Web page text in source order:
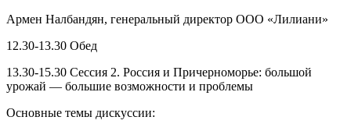
Армен Налбандян, генеральный директор ООО «Лилиани»
12.30-13.30 Обед
13.30-15.30 Сессия 2. Россия и Причерноморье: большой
урожай — большие возможности и проблемы
Основные темы дискуссии: